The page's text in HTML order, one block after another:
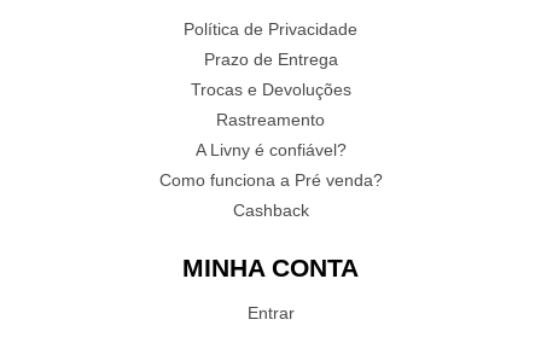
Política de Privacidade
Prazo de Entrega
Trocas e Devoluções
Rastreamento
A Livny é confiável?
Como funciona a Pré venda?
Cashback
MINHA CONTA
Entrar